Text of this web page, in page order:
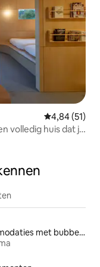
Gemiddelde
4,84 (51)
volledig huis dat je
Accommodaties met bubbelbad